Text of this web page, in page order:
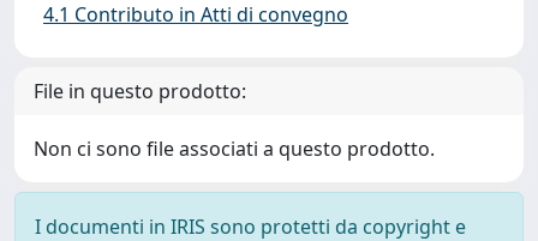
4.1 Contributo in Atti di convegno
File in questo prodotto:
Non ci sono file associati a questo prodotto.
I documenti in IRIS sono protetti da copyright e